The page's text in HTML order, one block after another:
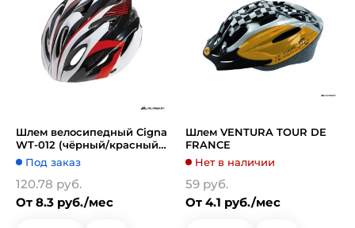
Шлем велосипедный Cigna
WT-012 (чёрный/красный/
белый)
Под заказ
120.78 руб.
От 8.3 руб./мес
Шлем VENTURA TOUR DE
FRANCE
Нет в наличии
59 руб.
От 4.1 руб./мес